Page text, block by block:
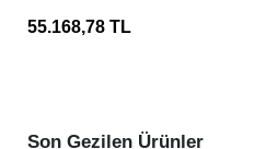
55.168,78 TL
Son Gezilen Ürünler